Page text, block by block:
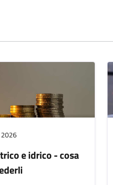
2026
e idrico - cosa